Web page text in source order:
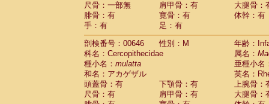
尺骨：一部無
肩甲骨：有
大腿骨：
腓骨：有
寛骨：有
体幹：有
手：有
足：有
剖検番号：00646
性別：M
年齢：
科名：Cercopithecidae
属名：
種小名： mulatta
亜種小名
和名：アカゲザル
英名：
頭蓋骨：有
下顎骨：有
上腕骨：
尺骨：有
肩甲骨：有
大腿骨：